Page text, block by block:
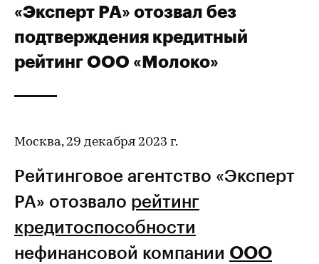
«Эксперт РА» отозвал без
подтверждения кредитный
рейтинг ООО «Молоко»
Москва, 29 декабря 2023 г.
Рейтинговое агентство «Эксперт
РА» отозвало рейтинг
кредитоспособности
нефинансовой компании ООО